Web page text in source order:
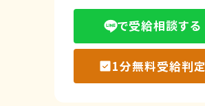
Q&A・相談事例
で受給相談する
1分無料受給判定